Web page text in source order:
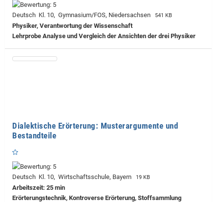
Deutsch Kl. 10, Gymnasium/FOS, Niedersachsen 541 KB
Physiker, Verantwortung der Wissenschaft
Lehrprobe Analyse und Vergleich der Ansichten der drei Physiker
Dialektische Erörterung: Musterargumente und
Bestandteile
Deutsch Kl. 10, Wirtschaftsschule, Bayern 19 KB
Arbeitszeit: 25 min
Erörterungstechnik, Kontroverse Erörterung, Stoffsammlung